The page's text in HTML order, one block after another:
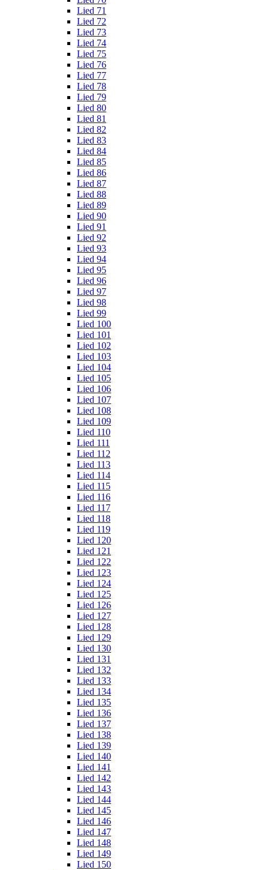
Lied 71
Lied 72
Lied 73
Lied 74
Lied 75
Lied 76
Lied 77
Lied 78
Lied 79
Lied 80
Lied 81
Lied 82
Lied 83
Lied 84
Lied 85
Lied 86
Lied 87
Lied 88
Lied 89
Lied 90
Lied 91
Lied 92
Lied 93
Lied 94
Lied 95
Lied 96
Lied 97
Lied 98
Lied 99
Lied 100
Lied 101
Lied 102
Lied 103
Lied 104
Lied 105
Lied 106
Lied 107
Lied 108
Lied 109
Lied 110
Lied 111
Lied 112
Lied 113
Lied 114
Lied 115
Lied 116
Lied 117
Lied 118
Lied 119
Lied 120
Lied 121
Lied 122
Lied 123
Lied 124
Lied 125
Lied 126
Lied 127
Lied 128
Lied 129
Lied 130
Lied 131
Lied 132
Lied 133
Lied 134
Lied 135
Lied 136
Lied 137
Lied 138
Lied 139
Lied 140
Lied 141
Lied 142
Lied 143
Lied 144
Lied 145
Lied 146
Lied 147
Lied 148
Lied 149
Lied 150